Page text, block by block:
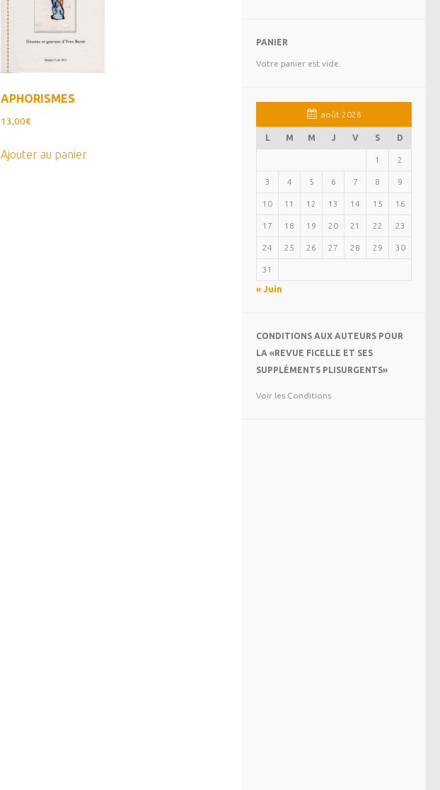
APHORISMES
13,00€
Ajouter au panier
PANIER
Votre panier est vide.
août 2026
L M M J V S D
1 2
3 4 5 6 7 8 9
10 11 12 13 14 15 16
17 18 19 20 21 22 23
24 25 26 27 28 29 30
31
« Juin
CONDITIONS AUX AUTEURS POUR
LA «REVUE FICELLE ET SES
SUPPLÉMENTS PLISURGENTS»
Voir les Conditions